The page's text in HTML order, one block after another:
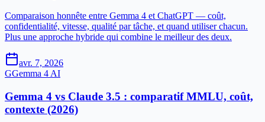
Comparaison honnête entre Gemma 4 et ChatGPT — coût,
confidentialité, vitesse, qualité par tâche, et quand utiliser chacun.
Plus une approche hybride qui combine le meilleur des deux.
avr. 7, 2026
GGemma 4 AI
Gemma 4 vs Claude 3.5 : comparatif MMLU, coût,
contexte (2026)